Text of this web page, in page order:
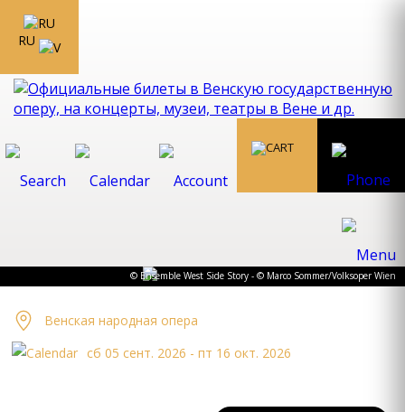
RU
© Ensemble West Side Story - © Marco Sommer/Volksoper Wien
Bенская наpодная опеpа
сб 05 сент. 2026 - пт 16 окт. 2026